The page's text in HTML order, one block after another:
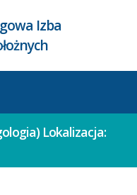
Izba
Lokalizacja: